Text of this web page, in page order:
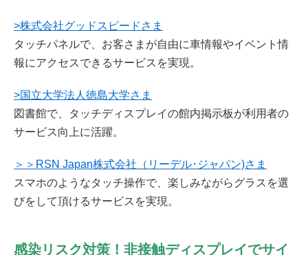
>株式会社グッドスピードさま
タッチパネルで、お客さまが自由に車情報やイベント情
報にアクセスできるサービスを実現。
>国立大学法人徳島大学さま
図書館で、タッチディスプレイの館内掲示板が利用者の
サービス向上に活躍。
＞＞RSN Japan株式会社（リーデル･ジャパン)さま
スマホのようなタッチ操作で、楽しみながらグラスを選
びをして頂けるサービスを実現。
感染リスク対策！非接触ディスプレイでサイ